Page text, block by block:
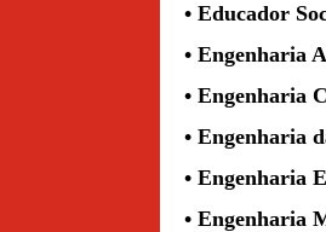
• Educador
• Engenharia
• Engenharia
• Engenharia
• Engenharia
• Engenharia